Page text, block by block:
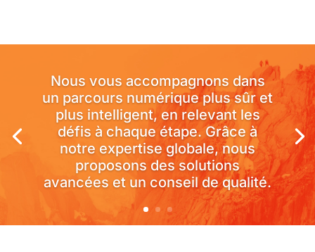
Nous vous accompagnons dans
un parcours numérique plus sûr et
plus intelligent, en relevant les
défis à chaque étape. Grâce à
notre expertise globale, nous
proposons des solutions
avancées et un conseil de qualité.